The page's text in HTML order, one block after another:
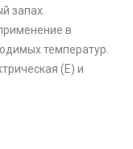
запах.
в
температур.
(E) и